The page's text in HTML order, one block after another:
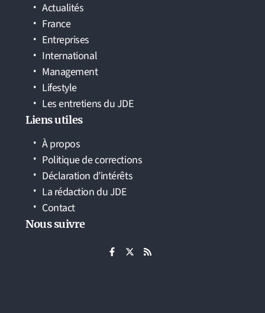
Actualités
France
Entreprises
International
Management
Lifestyle
Les entretiens du JDE
Liens utiles
À propos
Politique de corrections
Déclaration d’intérêts
La rédaction du JDE
Contact
Nous suivre